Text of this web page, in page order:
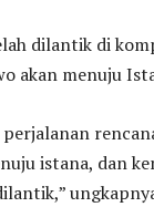
dilantik di
akan menuju
istana, dan